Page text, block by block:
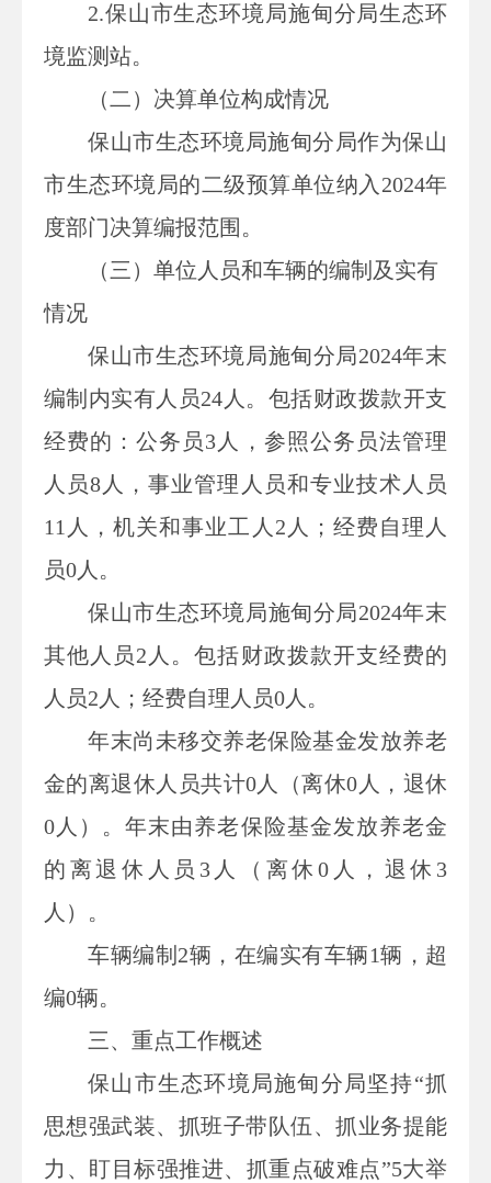
2.保山市生态环境局施甸分局生态环
境监测站。
（二） 决算单位构成情况
保山市生态环境局施甸分局作为保山
市生态环境局的二级预算单位纳入2024年
度部门决算编报范围。
（三 ） 单位 人员和车辆的编制及实有
情况
保山市生态环境局施甸分局2024年末
编制内实有人员24人。包括财政拨款开支
经费的：公务员3人，参照公务员法管理
人员8人，事业管理人员和专业技术人员
11人，机关和事业工人2人；经费自理人
员0人。
保山市生态环境局施甸分局2024年末
其他人员2人。包括财政拨款开支经费的
人员2人；经费自理人员0人。
年末尚未移交养老保险基金发放养老
金的离退休人员共计0人（离休0人，退休
0人）。年末由养老保险基金发放养老金
的离退休人员3人（离休0人，退休3
人）。
车辆编制2辆，在编实有车辆1辆，超
编0辆。
三、重点工作概述
保山市生态环境局施甸分局坚持“抓
思想强武装、抓班子带队伍、抓业务提能
力、盯目标强推进、抓重点破难点”5大举